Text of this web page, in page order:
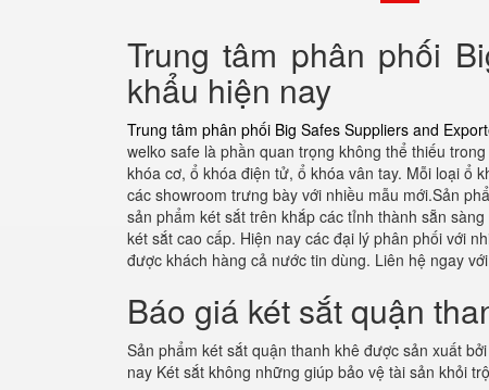
Trung tâm phân phối
khẩu hiện nay
Trung tâm phân phối Big Safes Suppliers and
welko safe là phần quan trọng không thể thiếu
khóa cơ, ổ khóa điện tử, ổ khóa vân tay. Mỗi loại ổ
các showroom trưng bày với nhiều mẫu mới.Sản
sản phẩm két sắt trên khắp các tỉnh thành sẵn
két sắt cao cấp. Hiện nay các đại lý phân phối với
được khách hàng cả nước tin dùng. Liên hệ ngay
Báo giá két sắt quận
Sản phẩm két sắt quận thanh khê được sản xuất
nay Két sắt không những giúp bảo vệ tài sản khỏi